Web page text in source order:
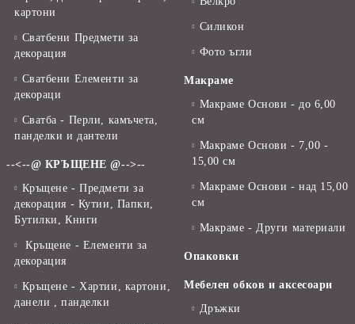
картони
Сватбени Предмети за
декорация
Сватбени Елементи за
декораци
Сватба - Перли, камъчета,
панделки и дантели
--<--@ КРЪЩЕНЕ @-->--
Кръщене - Предмети за
декорация - Кутии, Папки,
Бутилки, Книги
Кръщене - Елементи за
декорация
Кръщене - Хартии, картони,
данели , панделки
Силикон
Фото ъгли
Макраме
Макраме Основи - до 6,00
см
Макраме Основи - 7,00 -
15,00 см
Макраме Основи - над 15,00
см
Макраме - Други материали
Опаковки
Мебелен обков и аксесоари
Дръжки